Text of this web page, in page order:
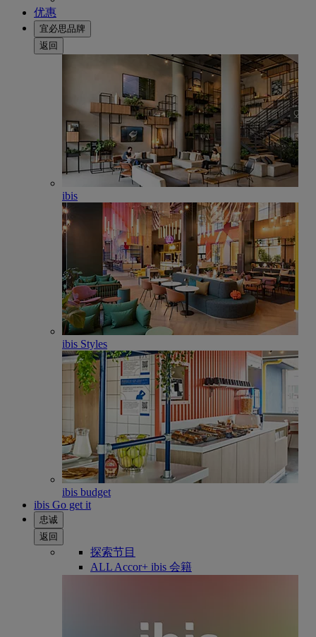
优惠
宜必思品牌
返回
ibis
ibis Styles
ibis budget
ibis Go get it
忠诚
返回
探索节目
ALL Accor+ ibis 会籍